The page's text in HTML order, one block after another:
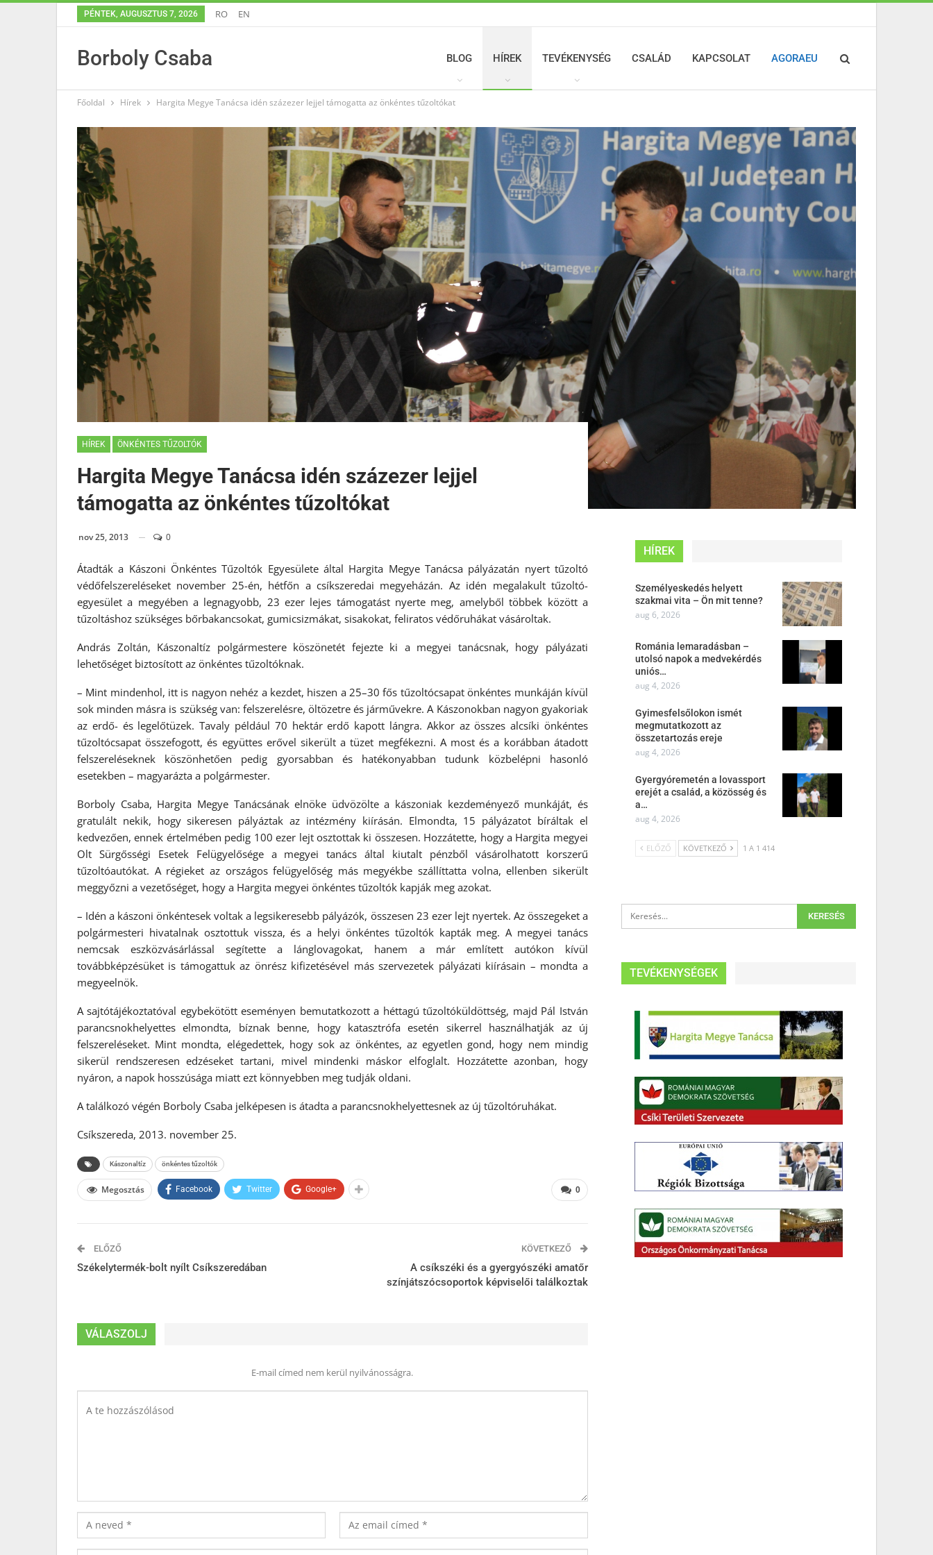
PÉNTEK, AUGUSZTUS 7, 2026 RO EN
Borboly Csaba BLOG HÍREK TEVÉKENYSÉG CSALÁD KAPCSOLAT AGORAEU
Főoldal Hírek Hargita Megye Tanácsa idén százezer lejjel támogatta az önkéntes tűzoltókat
HÍREK ÖNKÉNTES TŰZOLTÓK
Hargita Megye Tanácsa idén százezer lejjel
támogatta az önkéntes tűzoltókat
nov 25, 2013 0
Átadták a Kászoni Önkéntes Tűzoltók Egyesülete által Hargita Megye Tanácsa pályázatán nyert tűzoltó
védőfelszereléseket november 25-én, hétfőn a csíkszeredai megyeházán. Az idén megalakult tűzoltó-
egyesület a megyében a legnagyobb, 23 ezer lejes támogatást nyerte meg, amelyből többek között a
tűzoltáshoz szükséges bőrbakancsokat, gumicsizmákat, sisakokat, feliratos védőruhákat vásároltak.
András Zoltán, Kászonaltíz polgármestere köszönetét fejezte ki a megyei tanácsnak, hogy pályázati
lehetőséget biztosított az önkéntes tűzoltóknak.
– Mint mindenhol, itt is nagyon nehéz a kezdet, hiszen a 25–30 fős tűzoltócsapat önkéntes munkáján kívül
sok minden másra is szükség van: felszerelésre, öltözetre és járművekre. A Kászonokban nagyon gyakoriak
az erdő- és legelőtüzek. Tavaly például 70 hektár erdő kapott lángra. Akkor az összes alcsíki önkéntes
tűzoltócsapat összefogott, és együttes erővel sikerült a tüzet megfékezni. A most és a korábban átadott
felszereléseknek köszönhetően pedig gyorsabban és hatékonyabban tudunk közbelépni hasonló
esetekben – magyarázta a polgármester.
Borboly Csaba, Hargita Megye Tanácsának elnöke üdvözölte a kászoniak kezdeményező munkáját, és
gratulált nekik, hogy sikeresen pályáztak az intézmény kiírásán. Elmondta, 15 pályázatot bíráltak el
kedvezően, ennek értelmében pedig 100 ezer lejt osztottak ki összesen. Hozzátette, hogy a Hargita megyei
Olt Sürgősségi Esetek Felügyelősége a megyei tanács által kiutalt pénzből vásárolhatott korszerű
tűzoltóautókat. A régieket az országos felügyelőség más megyékbe szállíttatta volna, ellenben sikerült
meggyőzni a vezetőséget, hogy a Hargita megyei önkéntes tűzoltók kapják meg azokat.
– Idén a kászoni önkéntesek voltak a legsikeresebb pályázók, összesen 23 ezer lejt nyertek. Az összegeket a
polgármesteri hivatalnak osztottuk vissza, és a helyi önkéntes tűzoltók kapták meg. A megyei tanács
nemcsak eszközvásárlással segítette a lánglovagokat, hanem a már említett autókon kívül
továbbképzésüket is támogattuk az önrész kifizetésével más szervezetek pályázati kiírásain – mondta a
megyeelnök.
A sajtótájékoztatóval egybekötött eseményen bemutatkozott a héttagú tűzoltóküldöttség, majd Pál István
parancsnokhelyettes elmondta, bíznak benne, hogy katasztrófa esetén sikerrel használhatják az új
felszereléseket. Mint mondta, elégedettek, hogy sok az önkéntes, az egyetlen gond, hogy nem mindig
sikerül rendszeresen edzéseket tartani, mivel mindenki máskor elfoglalt. Hozzátette azonban, hogy
nyáron, a napok hosszúsága miatt ezt könnyebben meg tudják oldani.
A találkozó végén Borboly Csaba jelképesen is átadta a parancsnokhelyettesnek az új tűzoltóruhákat.
Csíkszereda, 2013. november 25.
Kászonaltíz önkéntes tűzoltók
0
Megosztás Facebook Twitter Google+
ELŐZŐ
Székelytermék-bolt nyílt Csíkszeredában
KÖVETKEZŐ
A csíkszéki és a gyergyószéki amatőr
színjátszócsoportok képviselői találkoztak
VÁLASZOLJ
E-mail címed nem kerül nyilvánosságra.
HÍREK
Személyeskedés helyett
szakmai vita – Ön mit tenne?
aug 6, 2026
Románia lemaradásban –
utolsó napok a medvekérdés
uniós…
aug 4, 2026
Gyimesfelsőlokon ismét
megmutatkozott az
összetartozás ereje
aug 4, 2026
Gyergyóremetén a lovassport
erejét a család, a közösség és
a…
aug 4, 2026
ELŐZŐ KÖVETKEZŐ 1 A 1 414
TEVÉKENYSÉGEK